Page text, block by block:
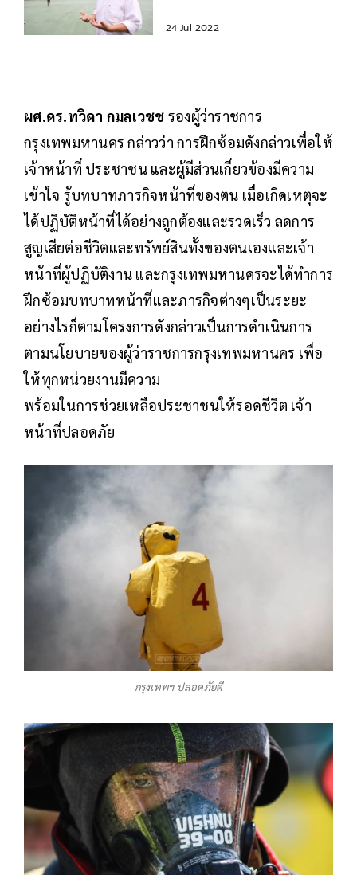
24 Jul 2022
ผศ.ดร.ทวิดา กมลเวชช รองผู้ว่าราชการ
กรุงเทพมหานคร กล่าวว่า การฝึกซ้อมดังกล่าวเพื่อให้
เจ้าหน้าที่ ประชาชน และผู้มีส่วนเกี่ยวข้องมีความ
เข้าใจ รู้บทบาทภารกิจหน้าที่ของตน เมื่อเกิดเหตุจะ
ได้ปฏิบัติหน้าที่ได้อย่างถูกต้องและรวดเร็ว ลดการ
สูญเสียต่อชีวิตและทรัพย์สินทั้งของตนเองและเจ้า
หน้าที่ผู้ปฏิบัติงาน และกรุงเทพมหานครจะได้ทำการ
ฝึกซ้อมบทบาทหน้าที่และภารกิจต่างๆเป็นระยะ
อย่างไรก็ตามโครงการดังกล่าวเป็นการดำเนินการ
ตามนโยบายของผู้ว่าราชการกรุงเทพมหานคร เพื่อ
ให้ทุกหน่วยงานมีความ
พร้อมในการช่วยเหลือประชาชนให้รอดชีวิต เจ้า
หน้าที่ปลอดภัย
กรุงเทพฯ ปลอดภัยดี